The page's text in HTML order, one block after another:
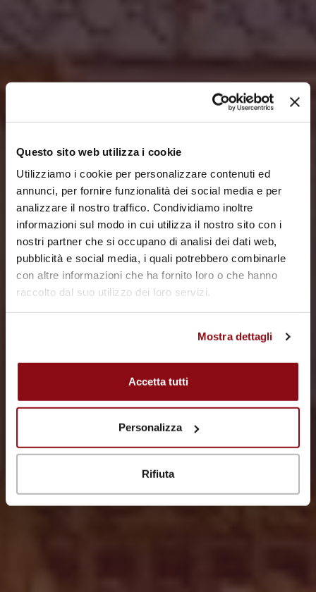
Questo sito web utilizza i cookie
Utilizziamo i cookie per personalizzare contenuti ed
annunci, per fornire funzionalità dei social media e per
analizzare il nostro traffico. Condividiamo inoltre
informazioni sul modo in cui utilizza il nostro sito con i
nostri partner che si occupano di analisi dei dati web,
pubblicità e social media, i quali potrebbero combinarle
con altre informazioni che ha fornito loro o che hanno
raccolto dal suo utilizzo dei loro servizi.
Mostra dettagli
Accetta tutti
Personalizza
Rifiuta